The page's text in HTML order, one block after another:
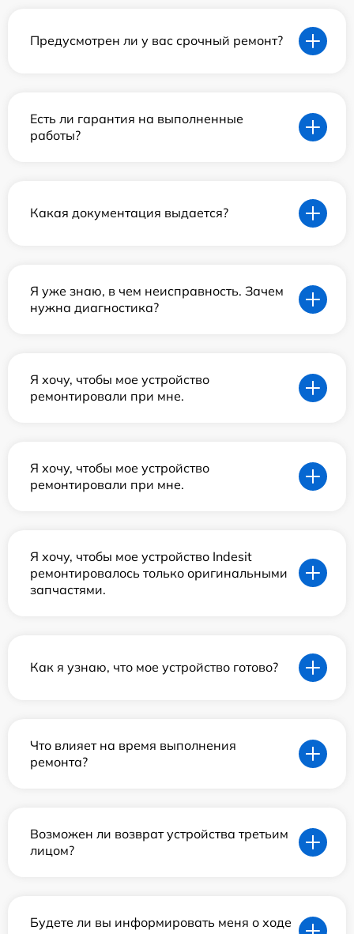
Предусмотрен ли у вас срочный ремонт?
Есть ли гарантия на выполненные
работы?
Какая документация выдается?
Я уже знаю, в чем неисправность. Зачем
нужна диагностика?
Я хочу, чтобы мое устройство
ремонтировали при мне.
Я хочу, чтобы мое устройство
ремонтировали при мне.
Я хочу, чтобы мое устройство Indesit
ремонтировалось только оригинальными
запчастями.
Как я узнаю, что мое устройство готово?
Что влияет на время выполнения
ремонта?
Возможен ли возврат устройства третьим
лицом?
Будете ли вы информировать меня о ходе